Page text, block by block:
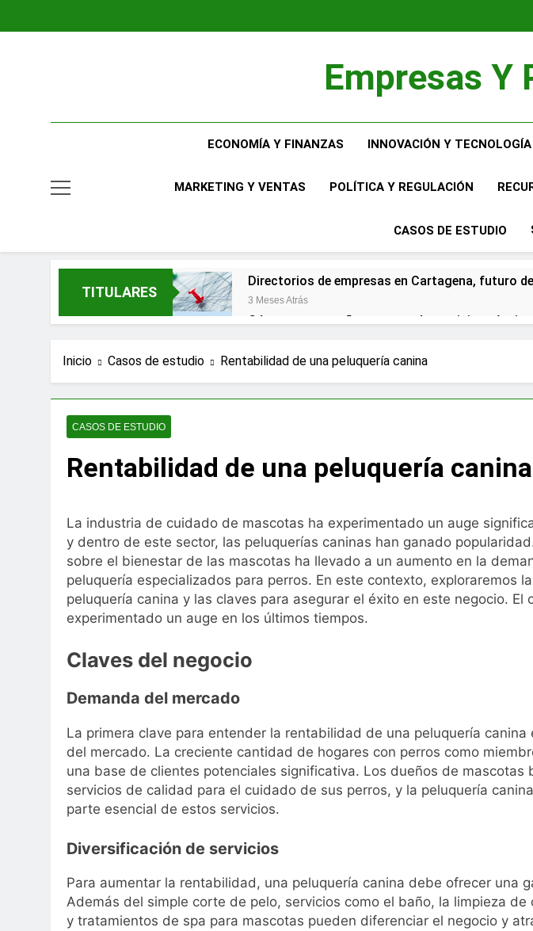
Empresas Y
ECONOMÍA Y FINANZAS INNOVACIÓN Y TECNOLOGÍA
MARKETING Y VENTAS POLÍTICA Y REGULACIÓN
CASOS DE ESTUDIO
TITULARES
Directorios de empresas en Cartagena, futuro
3 Meses Atrás
Cómo una pequeña empresa de servicios
Qué hacer si te detienen por un delito en Oviedo:
Ayudas y subvenciones para cambiar la bañera
CFO externo vs CFO interno: cuál conviene más
Diferencias entre biodescodificación y otras
6 Meses Atrás
Cortinas a medida para oficinas en Murcia:
6 Meses Atrás
Las mejores tiendas online de barbacoas
11 Meses Atrás
Temario y Contenidos Clave de las
11 Meses Atrás
Inicio Casos de estudio Rentabilidad de una peluquería canina
CASOS DE ESTUDIO
Rentabilidad de una peluquería canina
La industria de cuidado de mascotas ha experimentado un auge
y dentro de este sector, las peluquerías caninas han ganado
sobre el bienestar de las mascotas ha llevado a un aumento en la
peluquería especializados para perros. En este contexto, exploraremos
peluquería canina y las claves para asegurar el éxito en este negocio. El
experimentado un auge en los últimos tiempos.
Claves del negocio
Demanda del mercado
La primera clave para entender la rentabilidad de una peluquería canina
del mercado. La creciente cantidad de hogares con perros como
una base de clientes potenciales significativa. Los dueños de mascotas
servicios de calidad para el cuidado de sus perros, y la peluquería
parte esencial de estos servicios.
Diversificación de servicios
Para aumentar la rentabilidad, una peluquería canina debe ofrecer una
Además del simple corte de pelo, servicios como el baño, la limpieza
y tratamientos de spa para mascotas pueden diferenciar el negocio y